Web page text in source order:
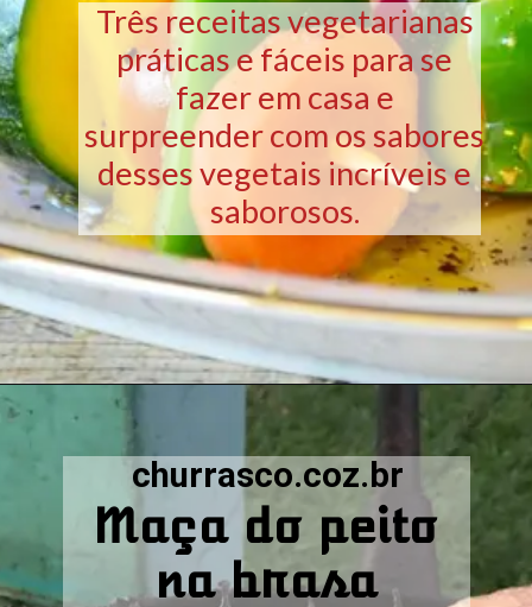
Três receitas vegetarianas
práticas e fáceis para se
fazer em casa e
surpreender com os sabores
desses vegetais incríveis e
saborosos.
Opening
Maça do peito
na brasa
churrasco.coz.br